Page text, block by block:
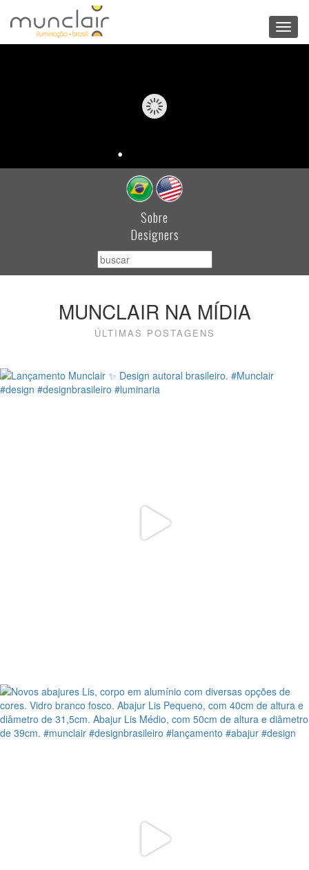
Sobre
Designers
MUNCLAIR NA MÍDIA
ÚLTIMAS POSTAGENS